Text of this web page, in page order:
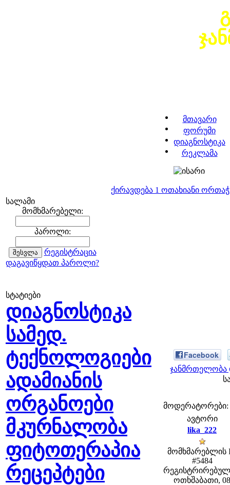
მთავარი
ფორუმი
დიაგნოსტიკა
რეკლამა
ქირავდება 1 ოთახიანი
სალამი
მომხმარებელი:
პაროლი:
რეგისტრაცია
დაგავიწყდათ პაროლი?
სტატიები
დიაგნოსტიკა
სამედ.
ტექნოლოგიები
ადამიანის
ორგანოები
მკურნალობა
ფიტოთერაპია
რეცეპტები
Facebook
ჯანმრთელობა
მოდერატორები:
ავტორი
lika_222
მომხმარებლის
#5484
ოთხშაბათი, 08